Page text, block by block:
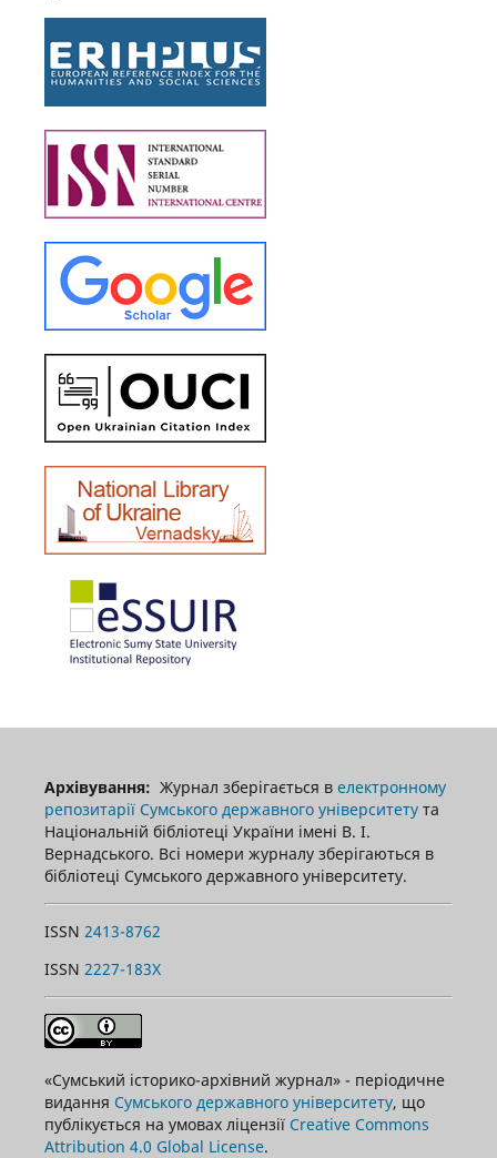
Архівування: Журнал зберігається в електронному
репозитарії Сумського державного університетута
Національній бібліотеці України імені В. І.
Вернадського. Всі номери журналу зберігаються в
бібліотеці Сумського державного університету.
ISSN 2413-8762
ISSN 2227-183X
«Сумський історико-архівний журнал» - періодичне
видання Сумського державного університету, що
публікується на умовах ліцензії Creative Commons
Attribution 4.0 Global License.